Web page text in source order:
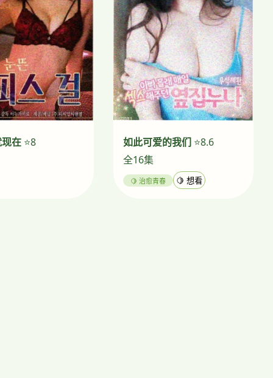
在 ⭐8 如此可爱的我们 ⭐8.6
全16集
🍋 治愈青春 🍋 想看